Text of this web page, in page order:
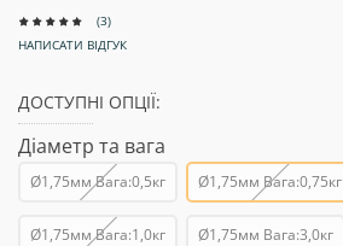
(3)
НАПИСАТИ ВІДГУК
ДОСТУПНІ ОПЦІЇ:
Діаметр та вага
Ø1,75мм Вага:0,5кг Ø1,75мм Вага:0,75кг
Ø1,75мм Вага:1,0кг Ø1,75мм Вага:3,0кг